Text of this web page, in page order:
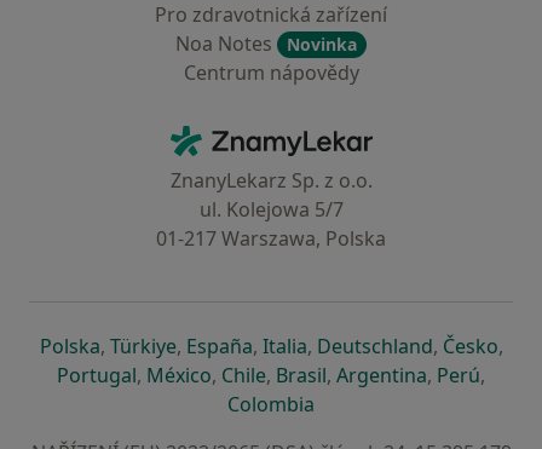
Pro zdravotnická zařízení
Noa Notes
Novinka
Centrum nápovědy
ZnamyLekar - Hlavní stránka
ZnanyLekarz Sp. z o.o.
ul. Kolejowa 5/7
01-217 Warszawa, Polska
Polskase otevře v nové záložce
, Türkiyese otevře v nové záložce
, Españase otevře v nové záložce
, Italiase otevře v nové záložce
, Deutschlandse otevře v
, Českose
,
Portugalse otevře v nové záložce
, Méxicose otevře v nové záložce
, Chilese otevře v nové záložce
, Brasilse otevře v nové
, Argentinase otevře v
, Perúse
,
Colombia